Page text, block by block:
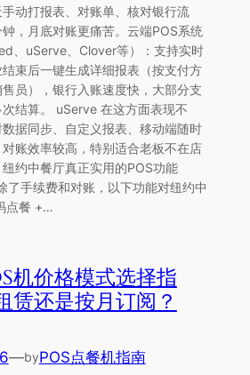
动打报表、对账单、核对银行流
，月底对账更痛苦。云端POS系统
、uServe、Clover等）：支持实时
束后一键生成详细报表（按支付方
员），银行入账速度快，大部分支
结算。 uServe 在这方面表现不
据同步、自定义报表、移动端随时
账效率较高，特别适合老板不在店
约中餐厅真正实用的POS功能
了手续费和对账，以下功能对纽约中
点餐 +…
机价格模式选择指
赁还是按月订阅？
—byPOS点餐机指南